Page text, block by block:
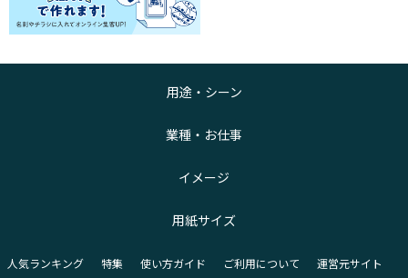
用途・シーン
業種・お仕事
イメージ
用紙サイズ
人気ランキング 特集 使い方ガイド ご利用について 運営元サイト